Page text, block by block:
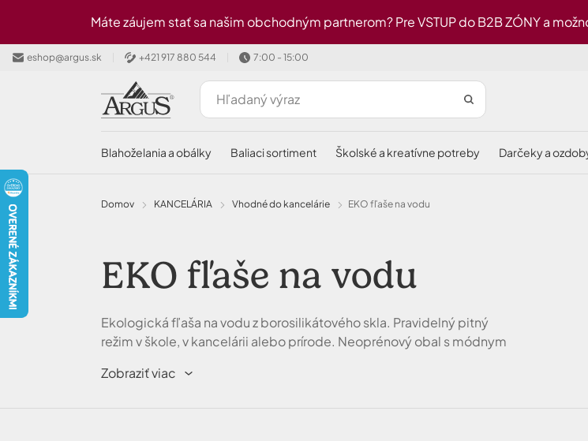
Máte záujem stať sa našim obchodným partnerom? Pre VSTUP do B2B ZÓNY a
eshop@argus.sk +421 917 880 544 7:00 - 15:00
blahoželania a obálky baliaci sortiment školské a kreatívne potreby darčeky a
Domov KANCELÁRIA Vhodné do kancelárie EKO fľaše na vodu
EKO fľaše na vodu
Ekologická fľaša na vodu z borosilikátového skla. Pravidelný pitný
režim v škole, v kancelárii alebo prírode. Neoprénový obal s módnym
Zobraziť viac